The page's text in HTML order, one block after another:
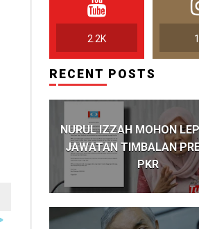
2.2K
RECENT POSTS
NURUL IZZAH MOHON
JAWATAN TIMBALAN
PKR